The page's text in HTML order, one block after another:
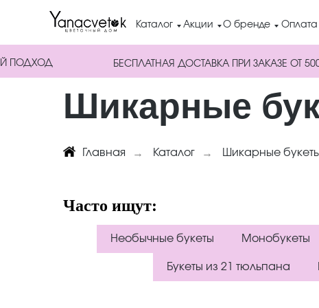
Каталог О бренде Оплата
Акции
БЕСПЛАТНАЯ ДОСТАВКА ПРИ ЗАКАЗЕ ОТ
ПОДХОД
Шикарные
Главная → Каталог → Шикарные
Часто ищут:
Необычные букеты Монобукеты
Букеты из 21 тюльпана